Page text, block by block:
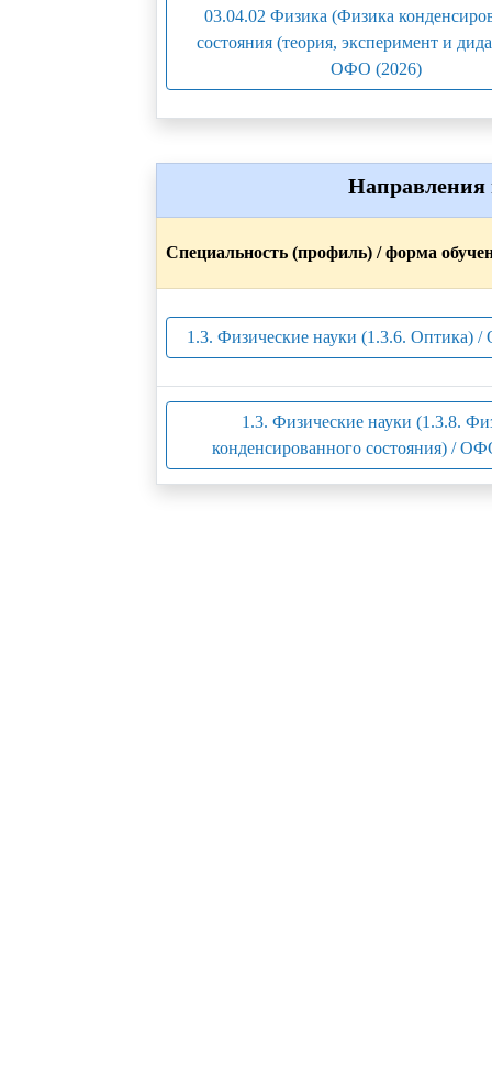
03.04.02 Физика (Физика
состояния (теория, эксперимент и
ОФО (2026)
Направления
Специальность (профиль) / форма
1.3. Физические науки (1.3.6. Оптика)
1.3. Физические науки (1.3.8.
конденсированного состояния) /